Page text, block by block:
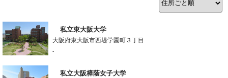
私立東大阪大学
大阪府東大阪市西堤学園町３丁目
-
私立大阪樟蔭女子大学